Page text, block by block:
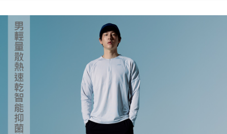
客戶支援中心」
【注意事項】
１．透過由恩沛科技股份有限公司提供之「AFTEE先享後付」服務完成之交
易，需依本服務之必要範圍內提供個人資料，並將交易相關給付款項請求債
權轉讓予恩沛科技股份有限公司。
２．關於個人資料處理事宜，請瀏覽以下網址：
https://aftee.tw/terms/#terms3
３．未成年的使用者請事先徵得法定代理人或監護人之同意方可使用
「AFTEE先享後付」，若未經同意申辦者引起之損失，本公司不負相關責
任。
４．使用「AFTEE先享後付」時，將依據個別帳號之用戶狀況，依本公司即
時審查核予不同之上限額度；若仍有額度不足之情形，本公司將視審查結果
付款後門市自取
免運費
貨到付款
每筆NT$130，滿NT$3,000(含以上)免運費